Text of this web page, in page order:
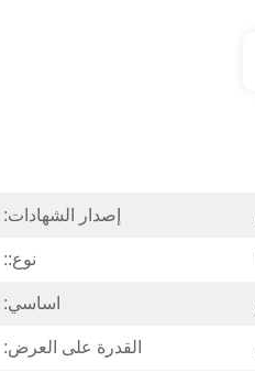
إصدار الشهادات:
نوع::
اساسي:
القدرة على العرض: